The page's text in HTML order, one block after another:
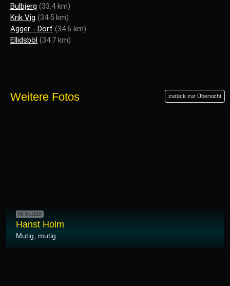
Bulbjerg (33.4 km)
Krik Vig (34.5 km)
Agger - Dorf (34.6 km)
Ellidsböl (34.7 km)
Weitere Fotos zurück zur Übersicht
06.08.2016
Hanst Holm
Mutig, mutig.